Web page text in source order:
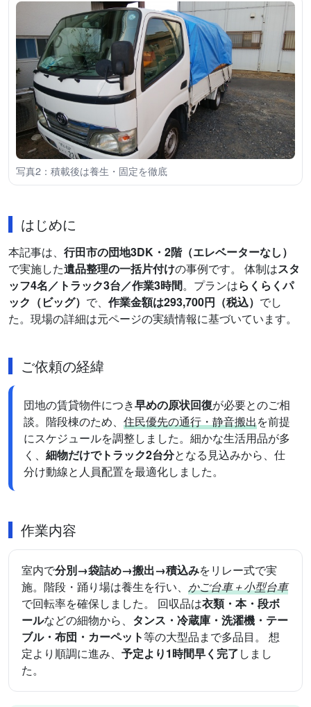
写真2：積載後は養生・固定を徹底
はじめに
本記事は、 行田市の団地3DK・2階（エレベーターなし）
で実施した遺品整理の一括片付けの事例です。 体制はスタ
ッフ4名／トラック3台／作業3時間。プランはらくらくパ
ック（ビッグ） で、 作業金額は293,700円（税込） でし
た。現場の詳細は元ページの実績情報に基づいています。
ご依頼の経緯
団地の賃貸物件につき早めの原状回復が必要とのご相
談。階段棟のため、 住民優先の通行・静音搬出を前提
にスケジュールを調整しました。細かな生活用品が多
く、 細物だけでトラック2台分となる見込みから、仕
分け動線と人員配置を最適化しました。
作業内容
室内で分別→袋詰め→搬出→積込みをリレー式で実
施。階段・踊り場は養生を行い、 かご台車＋小型台車
で回転率を確保しました。 回収品は衣類・本・段ボ
ールなどの細物から、 タンス・冷蔵庫・洗濯機・テー
ブル・布団・カーペット等の大型品まで多品目。 想
定より順調に進み、 予定より1時間早く完了しまし
た。